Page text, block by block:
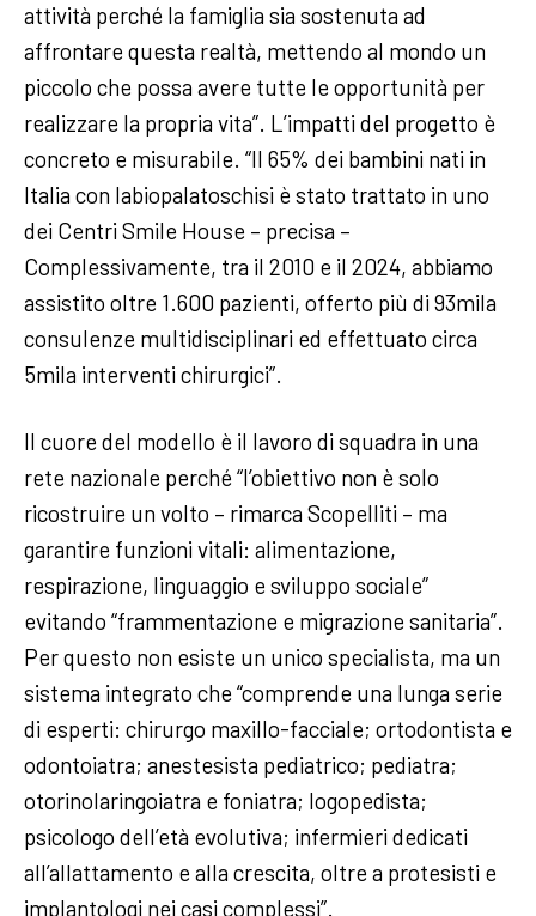
attività perché la famiglia sia sostenuta ad
affrontare questa realtà, mettendo al mondo un
piccolo che possa avere tutte le opportunità per
realizzare la propria vita”. L’impatti del progetto è
concreto e misurabile. “Il 65% dei bambini nati in
Italia con labiopalatoschisi è stato trattato in uno
dei Centri Smile House – precisa –
Complessivamente, tra il 2010 e il 2024, abbiamo
assistito oltre 1.600 pazienti, offerto più di 93mila
consulenze multidisciplinari ed effettuato circa
5mila interventi chirurgici”.
Il cuore del modello è il lavoro di squadra in una
rete nazionale perché “l’obiettivo non è solo
ricostruire un volto – rimarca Scopelliti – ma
garantire funzioni vitali: alimentazione,
respirazione, linguaggio e sviluppo sociale”
evitando “frammentazione e migrazione sanitaria”.
Per questo non esiste un unico specialista, ma un
sistema integrato che “comprende una lunga serie
di esperti: chirurgo maxillo-facciale; ortodontista e
odontoiatra; anestesista pediatrico; pediatra;
otorinolaringoiatra e foniatra; logopedista;
psicologo dell’età evolutiva; infermieri dedicati
all’allattamento e alla crescita, oltre a protesisti e
implantologi nei casi complessi”.